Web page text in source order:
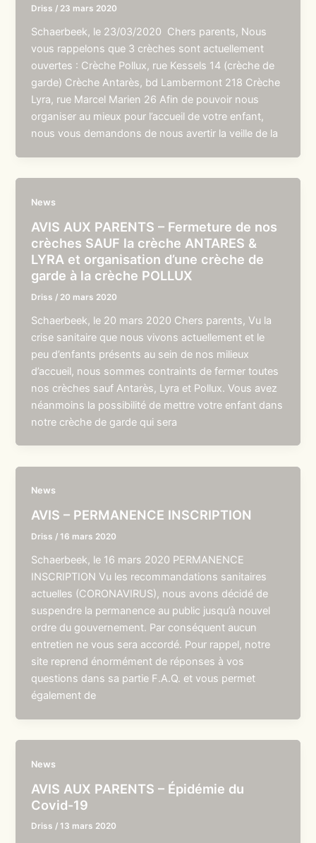
Driss / 23 mars 2020
Schaerbeek, le 23/03/2020 Chers parents, Nous
vous rappelons que 3 crèches sont actuellement
ouvertes : Crèche Pollux, rue Kessels 14 (crèche de
garde) Crèche Antarès, bd Lambermont 218 Crèche
Lyra, rue Marcel Marien 26 Afin de pouvoir nous
organiser au mieux pour l’accueil de votre enfant,
nous vous demandons de nous avertir la veille de la
News
AVIS AUX PARENTS – Fermeture de nos
crèches SAUF la crèche ANTARES &
LYRA et organisation d’une crèche de
garde à la crèche POLLUX
Driss / 20 mars 2020
Schaerbeek, le 20 mars 2020 Chers parents, Vu la
crise sanitaire que nous vivons actuellement et le
peu d’enfants présents au sein de nos milieux
d’accueil, nous sommes contraints de fermer toutes
nos crèches sauf Antarès, Lyra et Pollux. Vous avez
néanmoins la possibilité de mettre votre enfant dans
notre crèche de garde qui sera
News
AVIS – PERMANENCE INSCRIPTION
Driss /16 mars 2020
Schaerbeek, le 16 mars 2020 PERMANENCE
INSCRIPTION Vu les recommandations sanitaires
actuelles (CORONAVIRUS), nous avons décidé de
suspendre la permanence au public jusqu’à nouvel
ordre du gouvernement. Par conséquent aucun
entretien ne vous sera accordé. Pour rappel, notre
site reprend énormément de réponses à vos
questions dans sa partie F.A.Q. et vous permet
également de
News
AVIS AUX PARENTS – Épidémie du
Covid-19
Driss /13 mars 2020